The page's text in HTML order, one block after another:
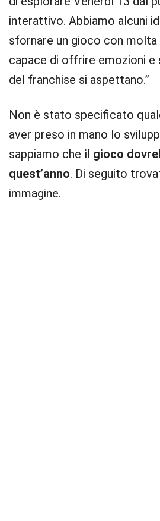
interattivo. Abbiamo alcuni
sfornare un gioco con
capace di offrire emozioni e
del franchise si aspettano.”
Non è stato specificato
aver preso in mano lo
sappiamo che il gioco
quest’anno. Di seguito
immagine.